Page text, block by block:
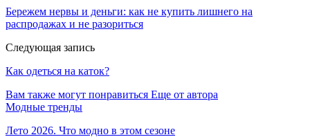
Бережем нервы и деньги: как не купить лишнего на
распродажах и не разориться
Следующая запись
Как одеться на каток?
Вам также могут понравиться Еще от автора
Модные тренды
Лето 2026. Что модно в этом сезоне